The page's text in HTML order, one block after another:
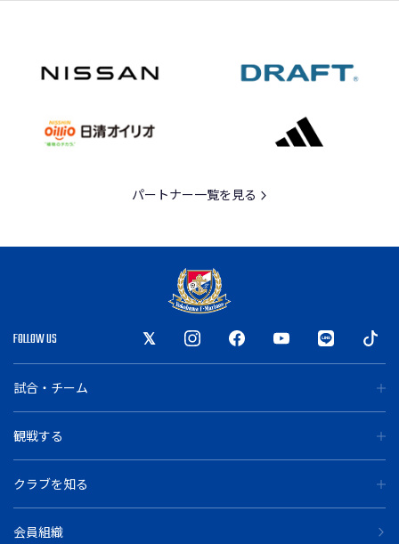
パートナー一覧を見る
FOLLOW US
試合・チーム
観戦する
クラブを知る
会員組織